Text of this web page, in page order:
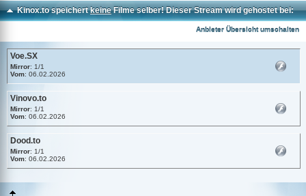
Kinox.to speichertkeineFilme selber! Dieser Stream wird gehostet bei:
Anbieter Übersicht umschalten
Voe.SX
Mirror: 1/1
Vom: 06.02.2026
Vinovo.to
Mirror: 1/1
Vom: 06.02.2026
Dood.to
Mirror: 1/1
Vom: 06.02.2026